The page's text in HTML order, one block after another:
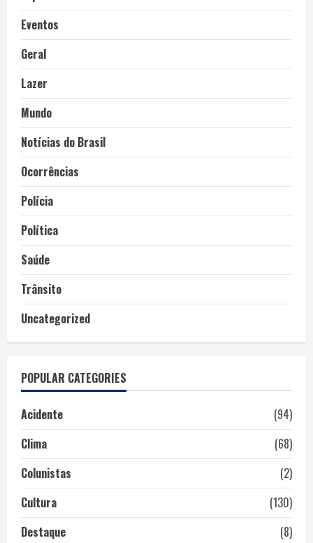
Eventos
Geral
Lazer
Mundo
Notícias do Brasil
Ocorrências
Polícia
Política
Saúde
Trânsito
Uncategorized
POPULAR CATEGORIES
Acidente
(94)
Clima
(68)
Colunistas
(2)
Cultura
(130)
Destaque
(8)